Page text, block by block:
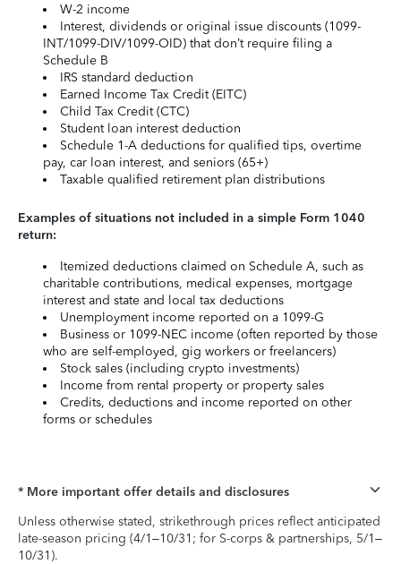
W-2 income
Interest, dividends or original issue discounts (1099-
INT/1099-DIV/1099-OID) that don’t require filing a
Schedule B
IRS standard deduction
Earned Income Tax Credit (EITC)
Child Tax Credit (CTC)
Student loan interest deduction
Schedule 1-A deductions for qualified tips, overtime
pay, car loan interest, and seniors (65+)
Taxable qualified retirement plan distributions
Examples of situations not included in a simple Form 1040
return:
Itemized deductions claimed on Schedule A, such as
charitable contributions, medical expenses, mortgage
interest and state and local tax deductions
Unemployment income reported on a 1099-G
Business or 1099-NEC income (often reported by those
who are self-employed, gig workers or freelancers)
Stock sales (including crypto investments)
Income from rental property or property sales
Credits, deductions and income reported on other
forms or schedules
* More important offer details and disclosures
Unless otherwise stated, strikethrough prices reflect anticipated
late-season pricing (4/1–10/31; for S-corps & partnerships, 5/1–
10/31).